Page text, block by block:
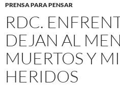
PRENSA PARA PENSAR
RDC.
DEJAN AL
MUERTOS Y
HERIDOS